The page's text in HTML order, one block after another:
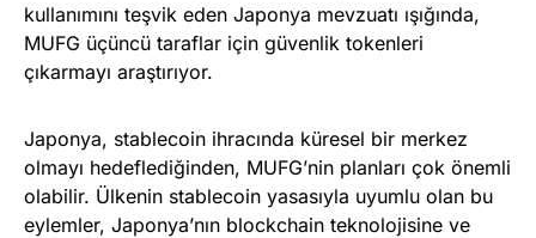
kullanımını teşvik eden Japonya mevzuatı ışığında,
MUFG üçüncü taraflar için güvenlik tokenleri
çıkarmayı araştırıyor.
Japonya, stablecoin ihracında küresel bir merkez
olmayı hedeflediğinden, MUFG’nin planları çok önemli
olabilir. Ülkenin stablecoin yasasıyla uyumlu olan bu
eylemler, Japonya’nın blockchain teknolojisine ve